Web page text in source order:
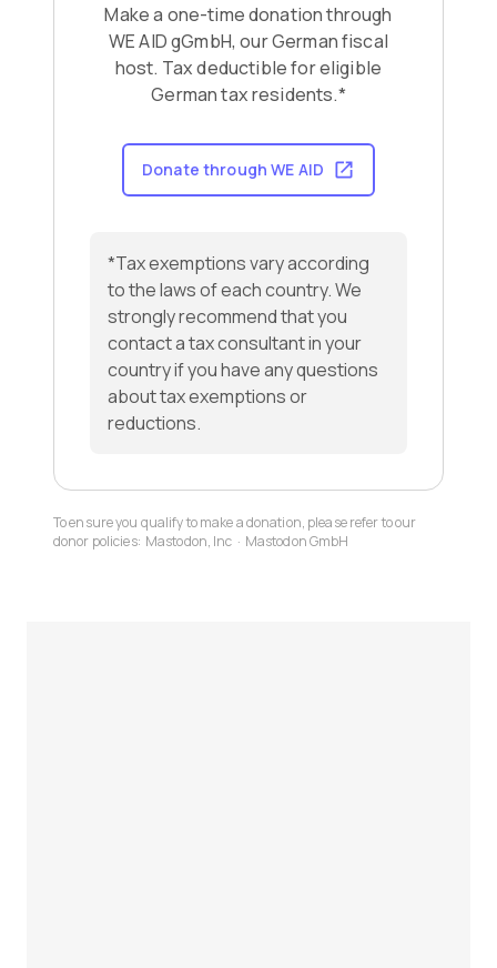
Make a one-time donation through
WE AID gGmbH, our German fiscal
host. Tax deductible for eligible
German tax residents.*
Donate through WE AID
*Tax exemptions vary according
to the laws of each country. We
strongly recommend that you
contact a tax consultant in your
country if you have any questions
about tax exemptions or
reductions.
To ensure you qualify to make a donation, please refer to our
donor policies: Mastodon, Inc · Mastodon GmbH